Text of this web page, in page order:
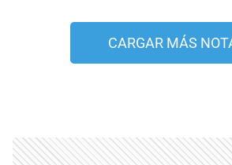
CARGAR MÁS